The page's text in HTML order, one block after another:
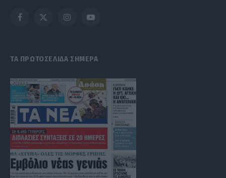
Facebook
X
InstagramYouTube
ΤΑ ΠΡΩΤΟΣΕΛΙΔΑ ΣΗΜΕΡΑ